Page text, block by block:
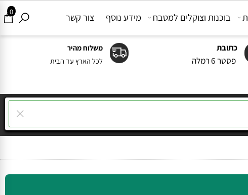
כתובת
פסטר 6 רמלה
משלוח מהיר
לכל הארץ עד הבית
0 בוכנות וצוקלים למטבח מידע נוסף צור קשר